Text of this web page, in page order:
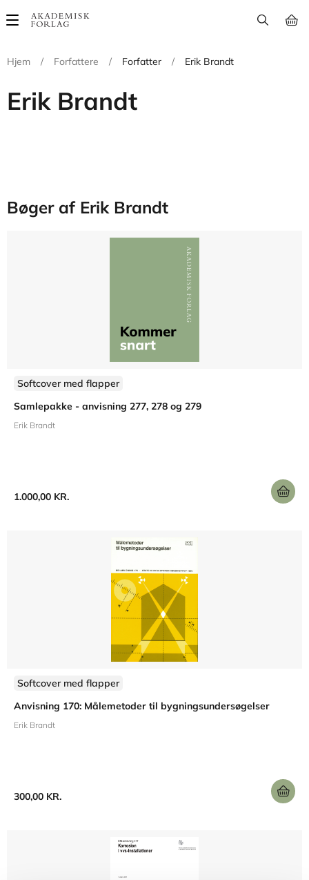
Main
Hjem
/ Forfattere / Forfatter / Erik Brandt
Erik Brandt
Bøger af Erik Brandt
Softcover med flapper
Samlepakke - anvisning 277, 278 og 279
Erik Brandt
1.000,00 KR.
Softcover med flapper
Anvisning 170: Målemetoder til bygningsundersøgelser
Erik Brandt
300,00 KR.